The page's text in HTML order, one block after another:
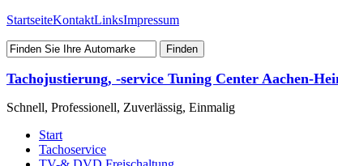
StartseiteKontaktLinksImpressum
Tachojustierung, -service Tuning Center Aachen-
Schnell, Professionell, Zuverlässig, Einmalig
Start
Tachoservice